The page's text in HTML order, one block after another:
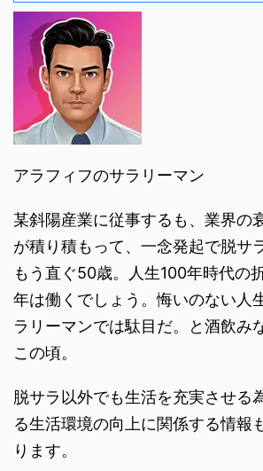
アラフィフのサラリーマン
某斜陽産業に従事するも、業界の
が積り積もって、一念発起で脱サ
もう直ぐ50歳。人生100年時代の
年は働くでしょう。悔いのない人
ラリーマンでは駄目だ。と酒飲み
この頃。
脱サラ以外でも生活を充実させる
る生活環境の向上に関係する情報
ります。